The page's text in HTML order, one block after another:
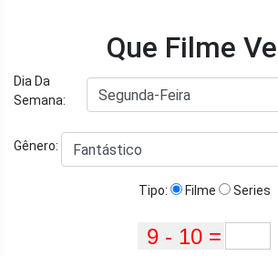
Que Filme
Dia Da
Semana:
Gênero:
Tipo: Filme Series